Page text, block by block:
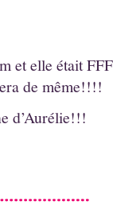
et elle était
de même!!!!
d’Aurélie!!!